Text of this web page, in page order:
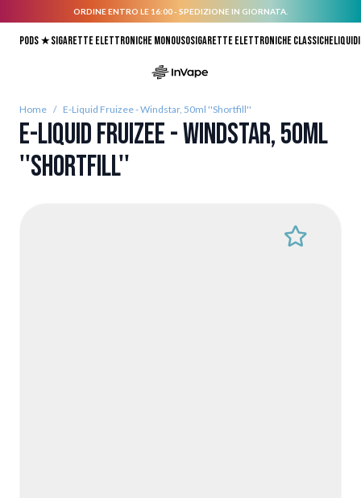
ORDINE ENTRO LE 16:00 - SPEDIZIONE IN GIORNATA.
Pods ★Sigarette elettroniche monousoSigarette elettroniche classiche
Home / E-Liquid Fruizee - Windstar, 50ml ''Shortfill''
E-Liquid Fruizee - Windstar, 50ml
''Shortfill''